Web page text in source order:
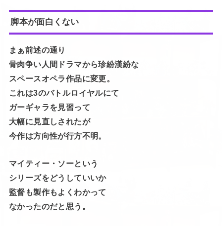
脚本が面白くない
まぁ前述の通り
骨肉争い人間ドラマから珍紛漢紛な
スペースオペラ作品に変更。
これは3のバトルロイヤルにて
ガーギャラを見習って
大幅に見直しされたが
今作は方向性が行方不明。
マイティー・ソーという
シリーズをどうしていいか
監督も製作もよくわかって
なかったのだと思う。